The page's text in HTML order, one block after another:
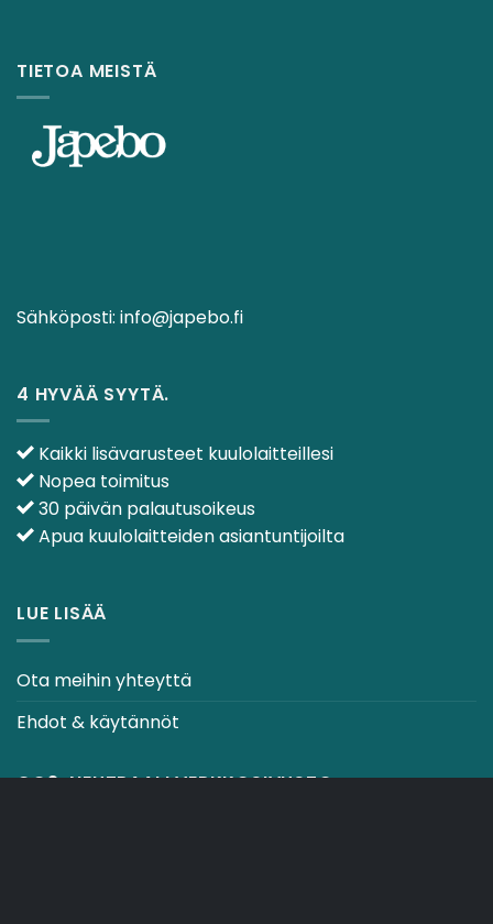
TIETOA MEISTÄ
Sähköposti: info@japebo.fi
4 HYVÄÄ SYYTÄ.
Kaikki lisävarusteet kuulolaitteillesi
Nopea toimitus
30 päivän palautusoikeus
Apua kuulolaitteiden asiantuntijoilta
LUE LISÄÄ
Ota meihin yhteyttä
Ehdot & käytännöt
CO2-NEUTRAALI VERKKOSIVUSTO